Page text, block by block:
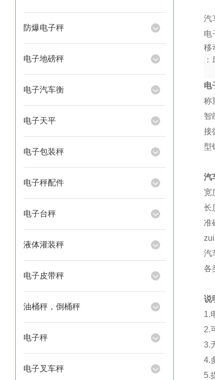
防爆电子秤
电子地磅秤
电子汽车衡
电子天平
电子包装秤
电子秤配件
电子台秤
液体灌装秤
电子皮带秤
油桶秤，倒桶秤
电子秤
电子叉车秤
汽
电
移
：
电
称
智
接
型
汽
宽
长
准
汽
各
说
1.
2.
3.
4.
5.